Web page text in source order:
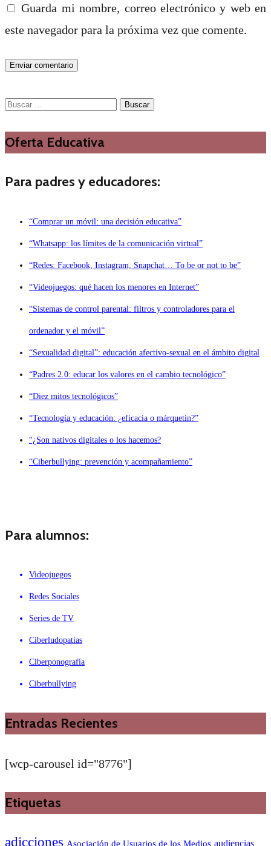
Guarda mi nombre, correo electrónico y web en
este navegador para la próxima vez que comente.
Buscar:
Oferta Educativa
Para padres y educadores:
“Comprar un móvil: una decisión educativa”
“Whatsapp: los límites de la comunicación virtual”
“Redes: Facebook, Instagram, Snapchat… To be or not to be”
“Videojuegos: qué hacen los menores en Internet”
“Sistemas de control parental: filtros y controladores para el
ordenador y el móvil”
“Sexualidad digital”: educación afectivo-sexual en el ámbito digital
“Padres 2.0: educar los valores en el cambio tecnológico”
“Diez mitos tecnológicos”
“Tecnología y educación: ¿eficacia o márquetin?”
“¿Son nativos digitales o los hacemos?
“Ciberbullying: prevención y acompañamiento”
Para alumnos:
Videojuegos
Redes Sociales
Series de TV
Ciberludopatías
Ciberponografía
Ciberbullying
Entradas Recientes
[wcp-carousel id="8776"]
Etiquetas
adicciones Asociación de Usuarios de los Medios audiencias